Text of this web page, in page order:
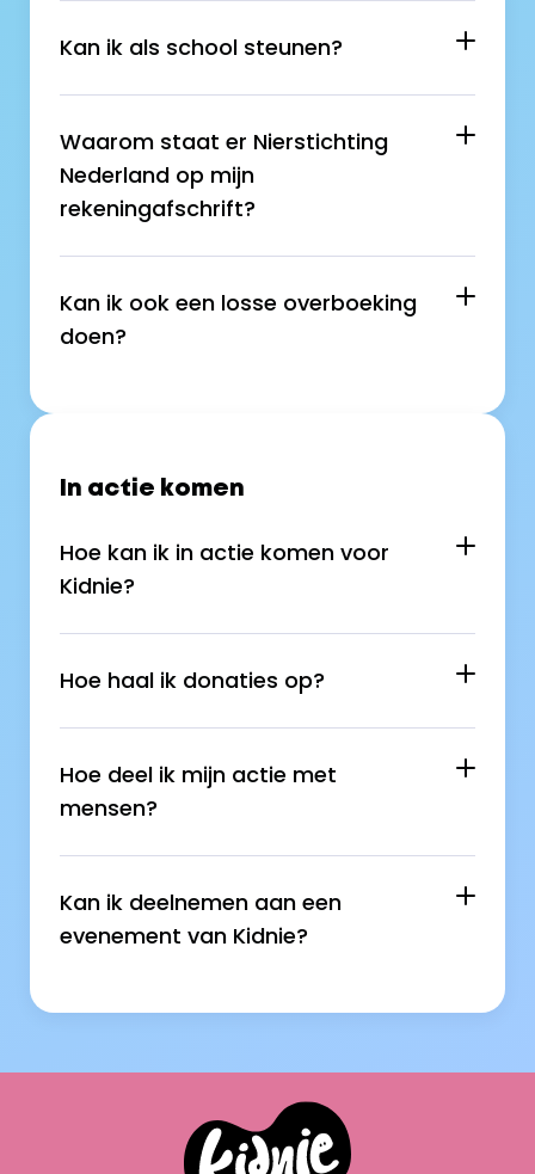
Kan ik als school steunen?
Waarom staat er Nierstichting
Nederland op mijn
rekeningafschrift?
Kan ik ook een losse overboeking
doen?
In actie komen
Hoe kan ik in actie komen voor
Kidnie?
Hoe haal ik donaties op?
Hoe deel ik mijn actie met
mensen?
Kan ik deelnemen aan een
evenement van Kidnie?